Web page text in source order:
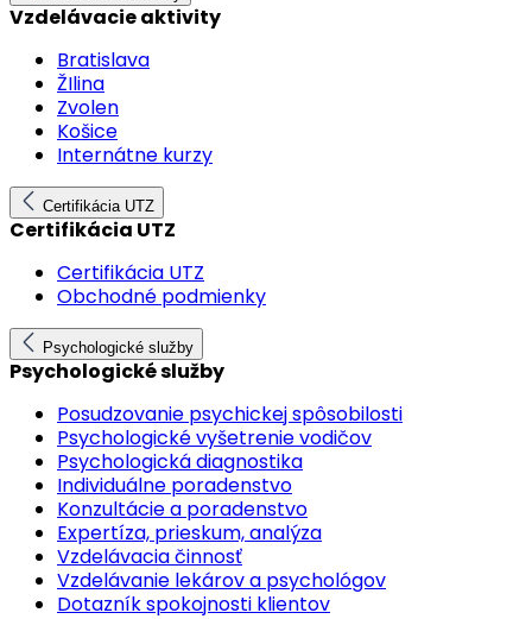
Vzdelávacie aktivity
Bratislava
ŽIlina
Zvolen
Košice
Internátne kurzy
Certifikácia UTZ
Certifikácia UTZ
Certifikácia UTZ
Obchodné podmienky
Psychologické služby
Psychologické služby
Posudzovanie psychickej spôsobilosti
Psychologické vyšetrenie vodičov
Psychologická diagnostika
Individuálne poradenstvo
Konzultácie a poradenstvo
Expertíza, prieskum, analýza
Vzdelávacia činnosť
Vzdelávanie lekárov a psychológov
Dotazník spokojnosti klientov